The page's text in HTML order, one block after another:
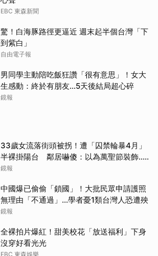
EBC 東森新聞
驚！白海豚路徑更逼近 週末起半個台灣「下
到紫白」
自由電子報
男同學主動陪吃飯狂讚「很有意思」！女大
生感動：終於有朋友…5天後結局超心碎
鏡報
33歲女流落街頭被拐！遭「囚禁輪暴4月」
半裸掛陽台 鄰居嚇傻：以為萬聖節裝飾...
主謀竟與妻小同住
鏡報
中國爆已偷偷「鎖國」！大批民眾申請護照
無理由「不通過」...學者憂1類台灣人恐遭殃
鏡報
全裸拍片爆紅！甜美校花「放送福利」下身
沒穿好看光光
EBC 東森娛樂
取消